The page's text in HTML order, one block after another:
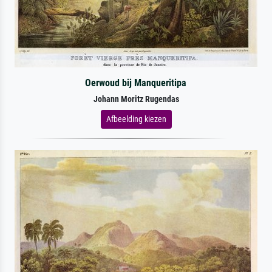
Oerwoud bij Manqueritipa
Johann Moritz Rugendas
Afbeelding kiezen